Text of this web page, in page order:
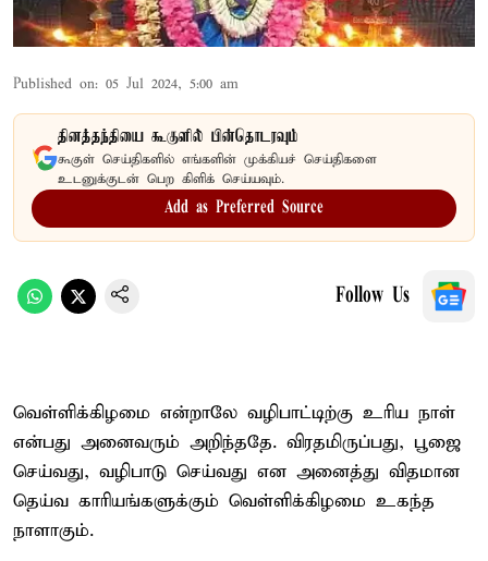
Published on: 05 Jul 2024, 5:00 am
தினத்தந்தியை கூகுளில் பின்தொடரவும்
கூகுள் செய்திகளில் எங்களின் முக்கியச் செய்திகளை
உடனுக்குடன் பெற கிளிக் செய்யவும்.
Add as Preferred Source
Follow Us
வெள்ளிக்கிழமை என்றாலே வழிபாட்டிற்கு உரிய நாள்
என்பது அனைவரும் அறிந்ததே. விரதமிருப்பது, பூஜை
செய்வது, வழிபாடு செய்வது என அனைத்து விதமான
தெய்வ காரியங்களுக்கும் வெள்ளிக்கிழமை உகந்த
நாளாகும்.